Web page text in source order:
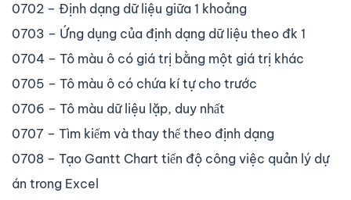
0702 – Định dạng dữ liệu giữa 1 khoảng
0703 – Ứng dụng của định dạng dữ liệu theo đk 1
0704 – Tô màu ô có giá trị bằng một giá trị khác
0705 – Tô màu ô có chứa kí tự cho trước
0706 – Tô màu dữ liệu lặp, duy nhất
0707 – Tìm kiếm và thay thế theo định dạng
0708 – Tạo Gantt Chart tiến độ công việc quản lý dự
án trong Excel